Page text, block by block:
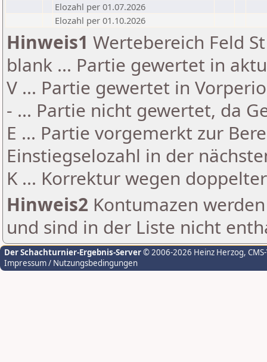
Elozahl per 01.07.2026
Elozahl per 01.10.2026
Hinweis1 Wertebereich Feld
blank ... Partie gewertet in
V ... Partie gewertet in
- ... Partie nicht gewertet, da
E ... Partie vorgemerkt zur
Einstiegselozahl in der
K ... Korrektur wegen
Hinweis2 Kontumazen
und sind in der Liste nicht
Der Schachturnier-Ergebnis-Server© 2006-2026 Heinz Herzog,
Impressum / Nutzungsbedingungen